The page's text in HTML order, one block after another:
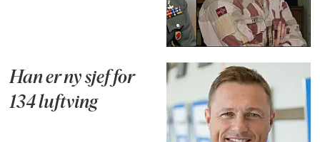
Han er ny sjef for
134 luftving